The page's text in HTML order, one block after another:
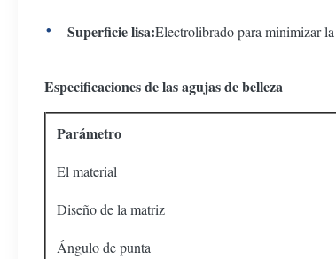
Superficie lisa:Electrolibrado para minimizar
Especificaciones de las agujas de belleza
Parámetro
El material
Diseño de la matriz
Ángulo de punta